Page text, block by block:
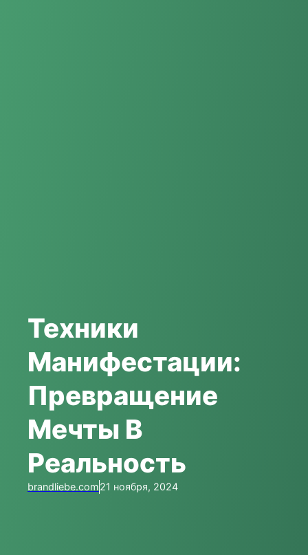
Техники
Манифестации:
Превращение
Мечты В
Реальность
brandliebe.com21 ноября, 2024